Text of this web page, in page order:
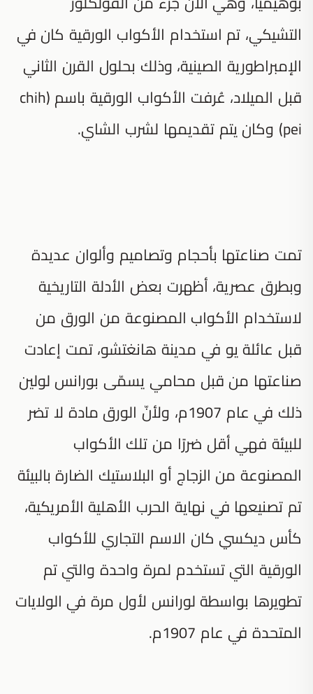
التشيكي، تم استخدام الأكواب الورقية كان في
الإمبراطورية الصينية، وذلك بحلول القرن الثاني
قبل الميلاد، عُرفت الأكواب الورقية باسم (chih
pei) وكان يتم تقديمها لشرب الشاي.
تمت صناعتها بأحجام وتصاميم وألوان عديدة
وبطرق عصرية، أظهرت بعض الأدلة التاريخية
لاستخدام الأكواب المصنوعة من الورق من
قبل عائلة يو في مدينة هانغتشو، تمت إعادت
صناعتها من قبل محامي يسمّى بورانس لولين
ذلك في عام 1907م، ولأنّ الورق مادة لا تضر
للبيئة فهي أقل ضررًا من تلك الأكواب
المصنوعة من الزجاج أو البلاستيك الضارة بالبيئة
تم تصنيعها في نهاية الحرب الأهلية الأمريكية،
كأس ديكسي كان الاسم التجاري للأكواب
الورقية التي تستخدم لمرة واحدة والتي تم
تطويرها بواسطة لورانس لأول مرة في الولايات
المتحدة في عام 1907م.